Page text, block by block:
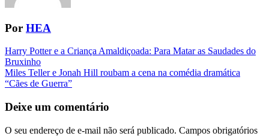
Por HEA
Navegação
da
Postagem
Harry Potter e a Criança Amaldiçoada: Para Matar as Saudades do
Bruxinho
Miles Teller e Jonah Hill roubam a cena na comédia dramática
“Cães de Guerra”
Deixe um comentário
O seu endereço de e-mail não será publicado. Campos obrigatórios